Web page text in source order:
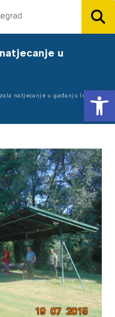
u
natjecanje u gađanju leteći